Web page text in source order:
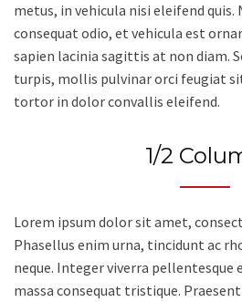
metus, in vehicula nisi eleifend
consequat odio, et vehicula est
sapien lacinia sagittis at non diam.
turpis, mollis pulvinar orci feugiat
tortor in dolor convallis eleifend.
1/2
Lorem ipsum dolor sit amet,
Phasellus enim urna, tincidunt ac
neque. Integer viverra pellentesque
massa consequat tristique.